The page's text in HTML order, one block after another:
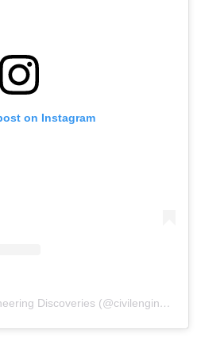
on Instagram
A post shared by Civil Engineering Discoveries (@civilengineeringdiscoveries)